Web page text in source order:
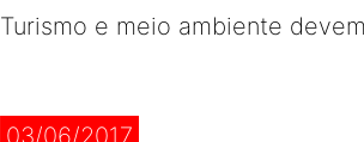
Turismo e meio ambiente